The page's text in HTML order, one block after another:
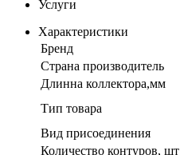
Услуги
Характеристики
Бренд
Страна производитель
Длинна коллектора,мм
Тип товара
Вид присоединения
Количество контуров, шт